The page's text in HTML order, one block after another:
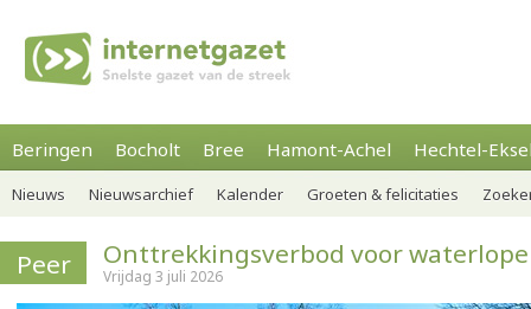
Beringen Bocholt Bree Hamont-Achel Hechtel-
Nieuws Nieuwsarchief Kalender Groeten & felicitaties
Peer Onttrekkingsverbod voor
Vrijdag 3 juli 2026